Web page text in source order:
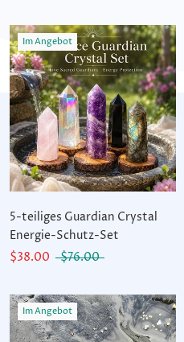
Im Angebot
5-teiliges Guardian Crystal
Energie-Schutz-Set
$38.00
$76.00
Im Angebot